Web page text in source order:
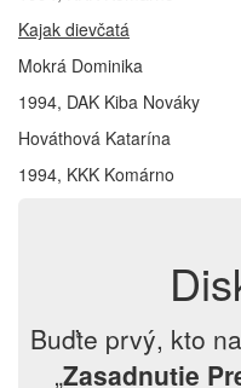
Kajak dievčatá
Mokrá Dominika
1994, DAK Kiba Nováky
Hováthová Katarína
1994, KKK Komárno
Buďte prvý, kto
„Zasadnutie